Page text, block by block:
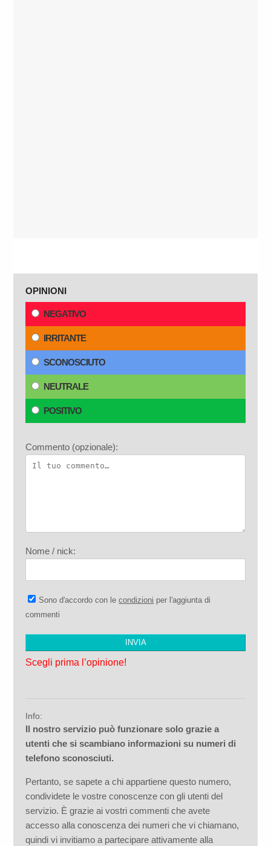
OPINIONI
NEGATIVO
IRRITANTE
SCONOSCIUTO
NEUTRALE
POSITIVO
Commento (opzionale):
Nome / nick:
Sono d'accordo con lecondizioni per l'aggiunta di
commenti
Scegli prima l’opinione!
Info:
Il nostro servizio può funzionare solo grazie a
utenti che si scambiano informazioni su numeri di
telefono sconosciuti.
Pertanto, se sapete a chi appartiene questo numero,
condividete le vostre conoscenze con gli utenti del
servizio. È grazie ai vostri commenti che avete
accesso alla conoscenza dei numeri che vi chiamano,
quindi vi invitiamo a partecipare attivamente alla